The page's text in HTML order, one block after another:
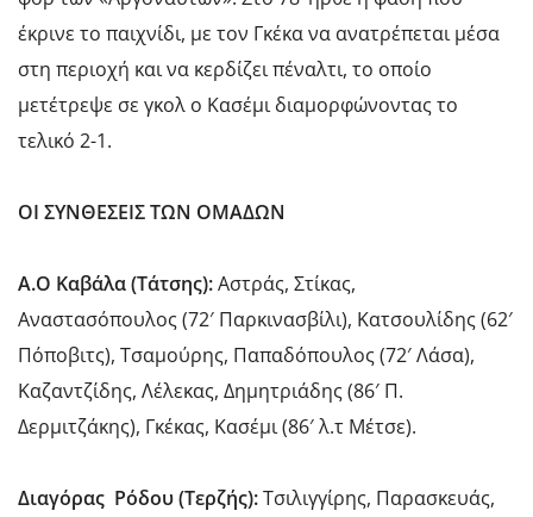
έκρινε το παιχνίδι, με τον Γκέκα να ανατρέπεται μέσα
στη περιοχή και να κερδίζει πέναλτι, το οποίο
μετέτρεψε σε γκολ ο Κασέμι διαμορφώνοντας το
τελικό 2-1.
ΟΙ ΣΥΝΘΕΣΕΙΣ ΤΩΝ ΟΜΑΔΩΝ
Α.Ο Καβάλα (Τάτσης):Αστράς, Στίκας,
Αναστασόπουλος (72′ Παρκινασβίλι), Κατσουλίδης (62′
Πόποβιτς), Τσαμούρης, Παπαδόπουλος (72′ Λάσα),
Καζαντζίδης, Λέλεκας, Δημητριάδης (86′ Π.
Δερμιτζάκης), Γκέκας, Κασέμι (86′ λ.τ Μέτσε).
Διαγόρας Ρόδου (Τερζής):Τσιλιγγίρης, Παρασκευάς,